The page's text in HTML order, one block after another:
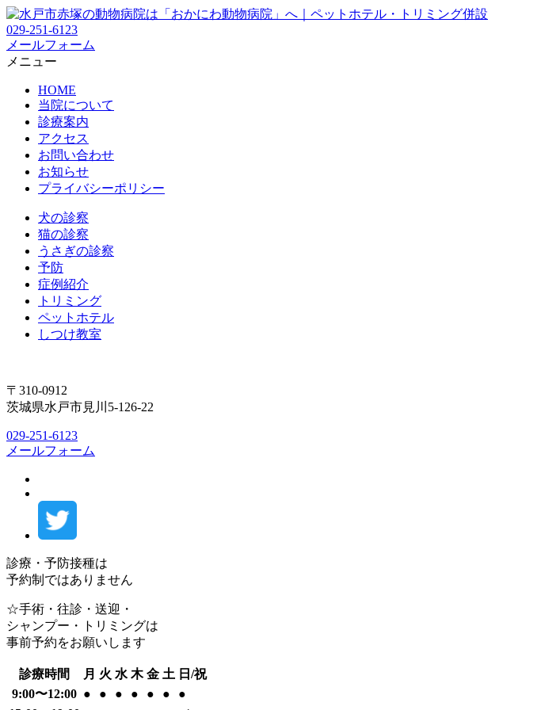
029-251-6123
メールフォーム
メニュー
HOME
当院について
診療案内
アクセス
お問い合わせ
お知らせ
プライバシーポリシー
犬の診察
猫の診察
うさぎの診察
予防
症例紹介
トリミング
ペットホテル
しつけ教室
〒310-0912
茨城県水戸市見川5-126-22
029-251-6123
メールフォーム
診療・予防接種は
予約制ではありません
☆手術・往診・送迎・
シャンプー・トリミングは
事前予約をお願いします
診療時間 月 火 水 木 金 土 日/祝
9:00〜12:00 ● ● ● ● ● ●
●